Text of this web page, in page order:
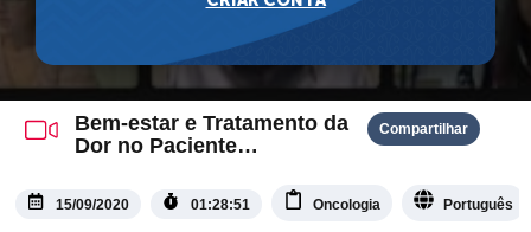
Bem-estar e Tratamento da
Dor no Paciente
Compartilhar
15/09/2020 01:28:51 Oncologia Português